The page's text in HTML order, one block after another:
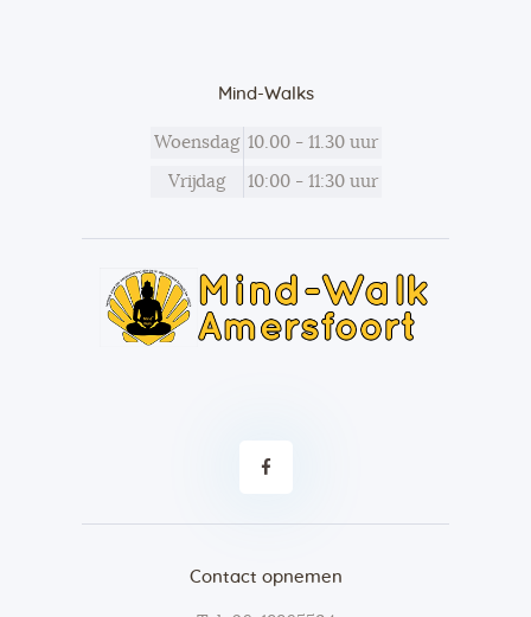
Mind-Walks
Woensdag 10.00 - 11.30 uur
Vrijdag 10:00 - 11:30 uur
Contact opnemen